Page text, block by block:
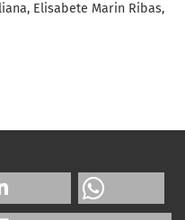
Elisabete Marin Ribas,